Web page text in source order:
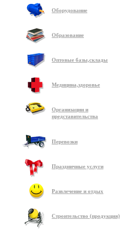
Оборудование
Образование
Оптовые базы,склады
Медицина,здоровье
Организации и
представительства
Перевозки
Праздничные услуги
Развлечение и отдых
Строительство (продукция)